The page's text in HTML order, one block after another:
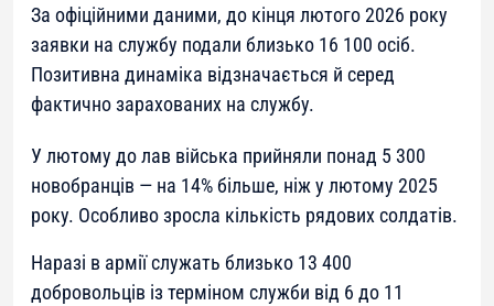
За офіційними даними, до кінця лютого 2026 року
заявки на службу подали близько 16 100 осіб.
Позитивна динаміка відзначається й серед
фактично зарахованих на службу.
У лютому до лав війська прийняли понад 5 300
новобранців — на 14% більше, ніж у лютому 2025
року. Особливо зросла кількість рядових солдатів.
Наразі в армії служать близько 13 400
добровольців із терміном служби від 6 до 11